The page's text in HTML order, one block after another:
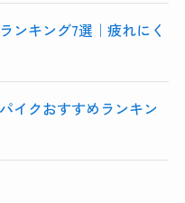
ンキング7選｜疲れにく
イクおすすめランキン